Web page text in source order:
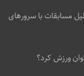
مسابقات با سرورهای
ورزش کرد؟